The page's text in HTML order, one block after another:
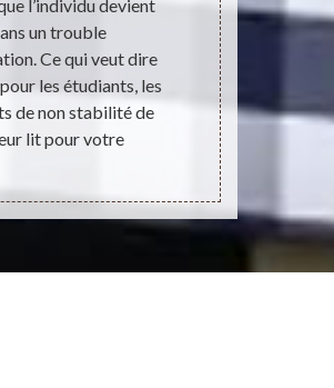
l’individu devient
un trouble
Ce qui veut dire
les étudiants, les
de non stabilité de
lit pour votre
rôle